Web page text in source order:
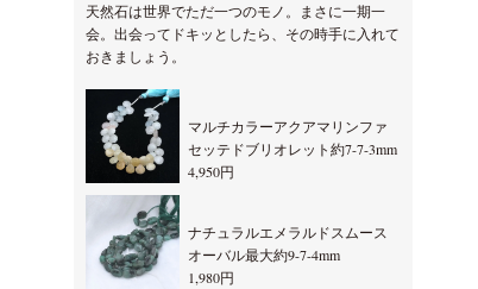
天然石は世界でただ一つのモノ。まさに一期一
会。出会ってドキッとしたら、その時手に入れて
おきましょう。
マルチカラーアクアマリンファ
セッテドブリオレット約7-7-3mm
4,950円
ナチュラルエメラルドスムース
オーバル最大約9-7-4mm
1,980円